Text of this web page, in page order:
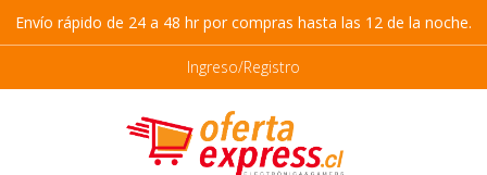
Envío rápido de 24 a 48 hr por compras hasta las 12 de la noche.
Ingreso/Registro